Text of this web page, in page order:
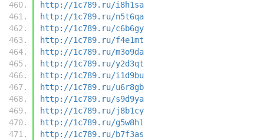
http://1c789.ru/i8h1sa
http://1c789.ru/n5t6qa
http://1c789.ru/c6b6gy
http://1c789.ru/f4e1mt
http://1c789.ru/m3o9da
http://1c789.ru/y2d3qt
http://1c789.ru/i1d9bu
http://1c789.ru/u6r8gb
http://1c789.ru/s9d9ya
http://1c789.ru/j8b1cy
http://1c789.ru/g5w8hl
http://1c789.ru/b7f3as